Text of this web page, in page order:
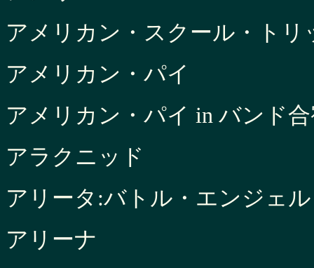
アメリカン・スクール・トリ
アメリカン・パイ
アメリカン・パイ in バンド
アラクニッド
アリータ:バトル・エンジェル
アリーナ